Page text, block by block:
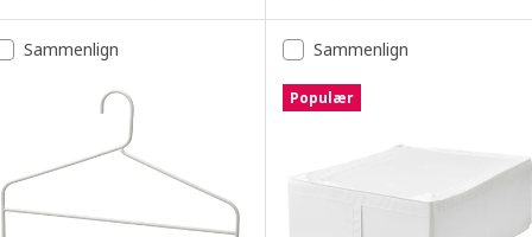
Sammenlign Sammenlign
Populær